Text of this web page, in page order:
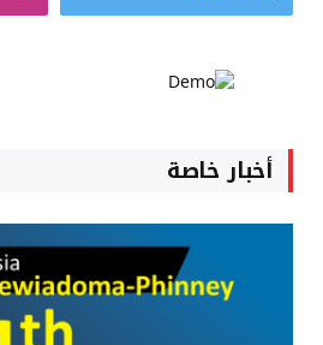
أخبار خاصة